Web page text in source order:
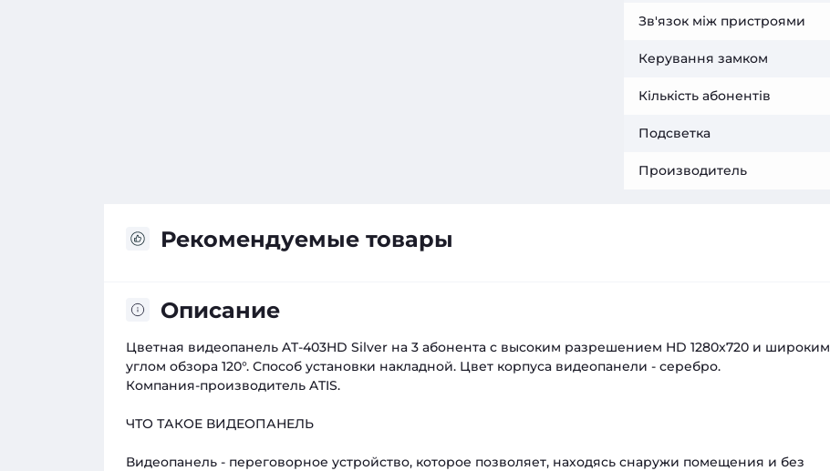
Зв'язок між пристроями
Керування замком
Кількість абонентів
Подсветка
Производитель
Рекомендуемые товары
Описание
Цветная видеопанель AT-403HD Silver на 3 абонента с высоким разрешением HD 1280x720 и широким
углом обзора 120°. Способ установки накладной. Цвет корпуса видеопанели - серебро.
Компания-производитель ATIS.
ЧТО ТАКОЕ ВИДЕОПАНЕЛЬ
Видеопанель - переговорное устройство, которое позволяет, находясь снаружи помещения и без